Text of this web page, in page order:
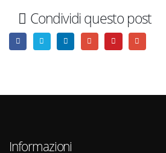
Condividi questo post
Informazioni